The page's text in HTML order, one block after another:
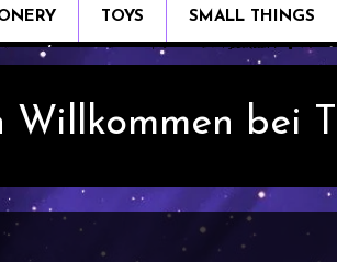
TOYS SMALL THINGS
Willkommen bei